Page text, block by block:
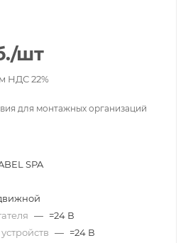
/шт
НДС 22%
для монтажных организаций
SPA
— =24 В
— =24 В